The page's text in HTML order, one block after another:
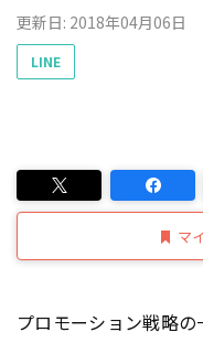
更新日: 2018年04月06日
LINE
マ
プロモーション戦略